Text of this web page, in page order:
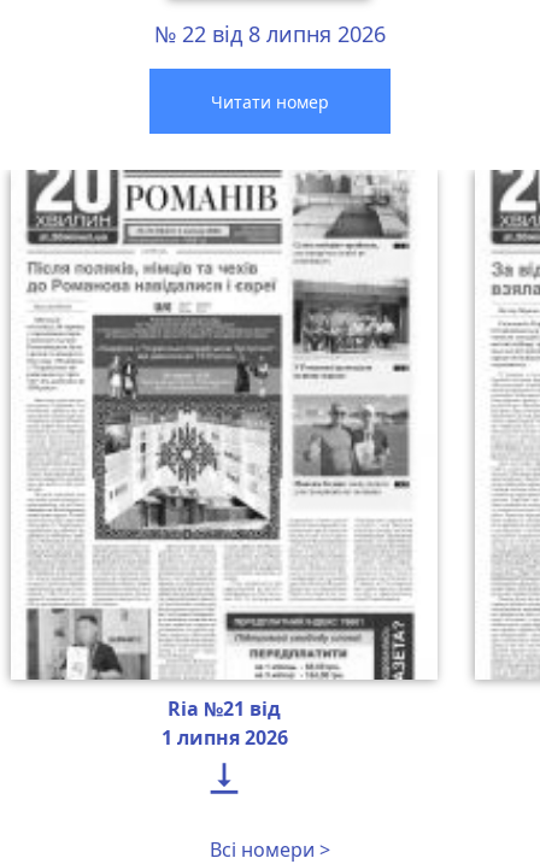
№ 22 від 8 липня 2026
Читати номер
Ria №21 від
1 липня 2026

Всі номери >